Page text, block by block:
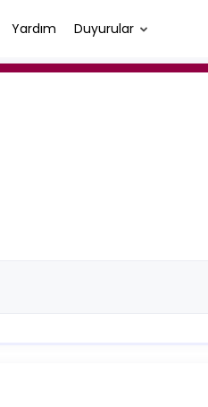
Yardım Duyurular